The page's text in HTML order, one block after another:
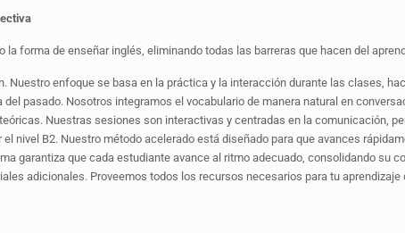
la forma de enseñar inglés, eliminando todas las barreras que hacen del
Nuestro enfoque se basa en la práctica y la interacción durante las clases,
pasado. Nosotros integramos el vocabulario de manera natural en
Nuestras sesiones son interactivas y centradas en la comunicación,
el nivel B2. Nuestro método acelerado está diseñado para que avances
garantiza que cada estudiante avance al ritmo adecuado, consolidando su
adicionales. Proveemos todos los recursos necesarios para tu